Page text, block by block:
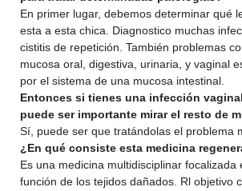
En primer lugar, debemos determinar qué
esta a esta chica. Diagnostico muchas
cistitis de repetición. También problemas
mucosa oral, digestiva, urinaria, y vaginal
por el sistema de una mucosa intestinal.
Entonces si tienes una infección
puede ser importante mirar el resto de
Sí, puede ser que tratándolas el problema
¿En qué consiste esta medicina
Es una medicina multidisciplinar focalizada
función de los tejidos dañados. Rl objetivo